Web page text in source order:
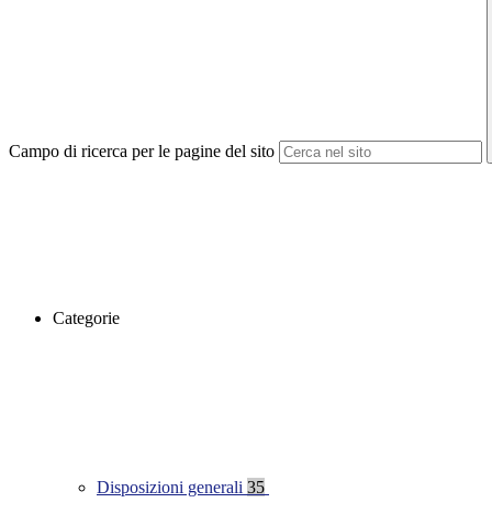
Campo di ricerca per le pagine del sito
Categorie
Disposizioni generali 35